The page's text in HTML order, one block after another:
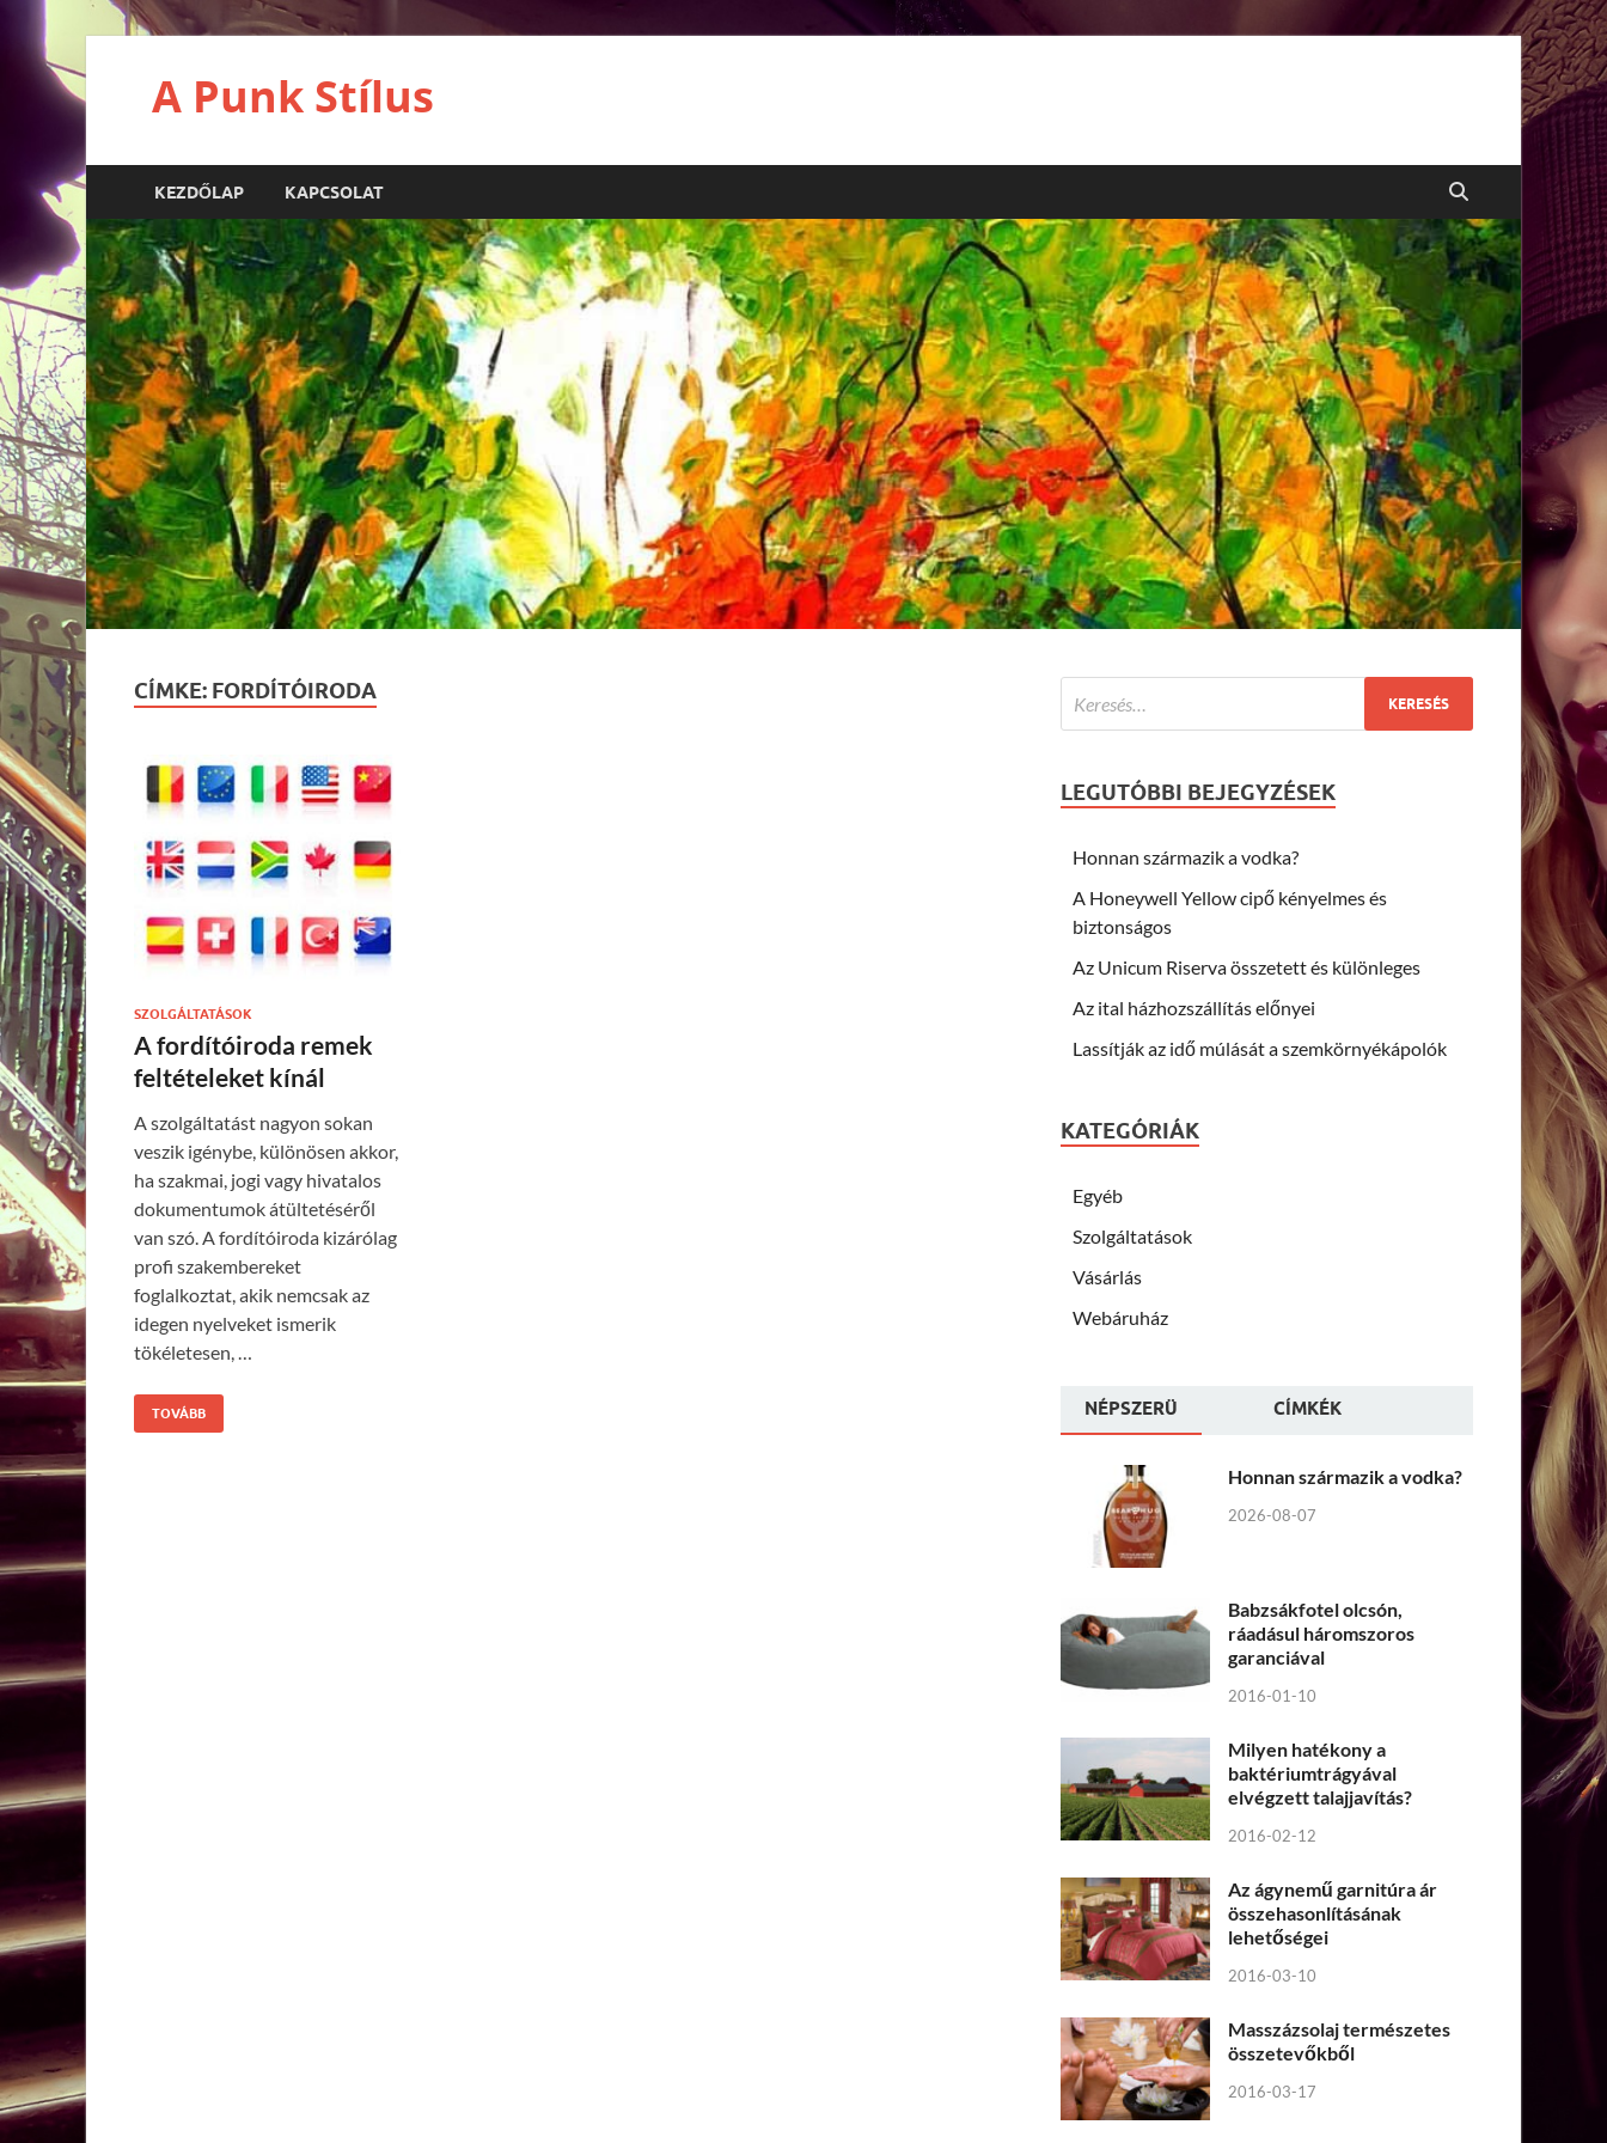
A Punk Stílus
KEZDŐLAP KAPCSOLAT
CÍMKE: FORDÍTÓIRODA
SZOLGÁLTATÁSOK
A fordítóiroda remek
feltételeket kínál
A szolgáltatást nagyon sokan
veszik igénybe, különösen akkor,
ha szakmai, jogi vagy hivatalos
dokumentumok átültetéséről
van szó. A fordítóiroda kizárólag
profi szakembereket
foglalkoztat, akik nemcsak az
idegen nyelveket ismerik
tökéletesen, …
TOVÁBB
LEGUTÓBBI BEJEGYZÉSEK
Honnan származik a vodka?
A Honeywell Yellow cipő kényelmes és
biztonságos
Az Unicum Riserva összetett és különleges
Az ital házhozszállítás előnyei
Lassítják az idő múlását a szemkörnyékápolók
KATEGÓRIÁK
Egyéb
Szolgáltatások
Vásárlás
Webáruház
NÉPSZERÜ CÍMKÉK
Honnan származik a vodka?
2026-08-07
Babzsákfotel olcsón,
ráadásul háromszoros
garanciával
2016-01-10
Milyen hatékony a
baktériumtrágyával
elvégzett talajjavítás?
2016-02-12
Az ágynemű garnitúra ár
összehasonlításának
lehetőségei
2016-03-10
Masszázsolaj természetes
összetevőkből
2016-03-17